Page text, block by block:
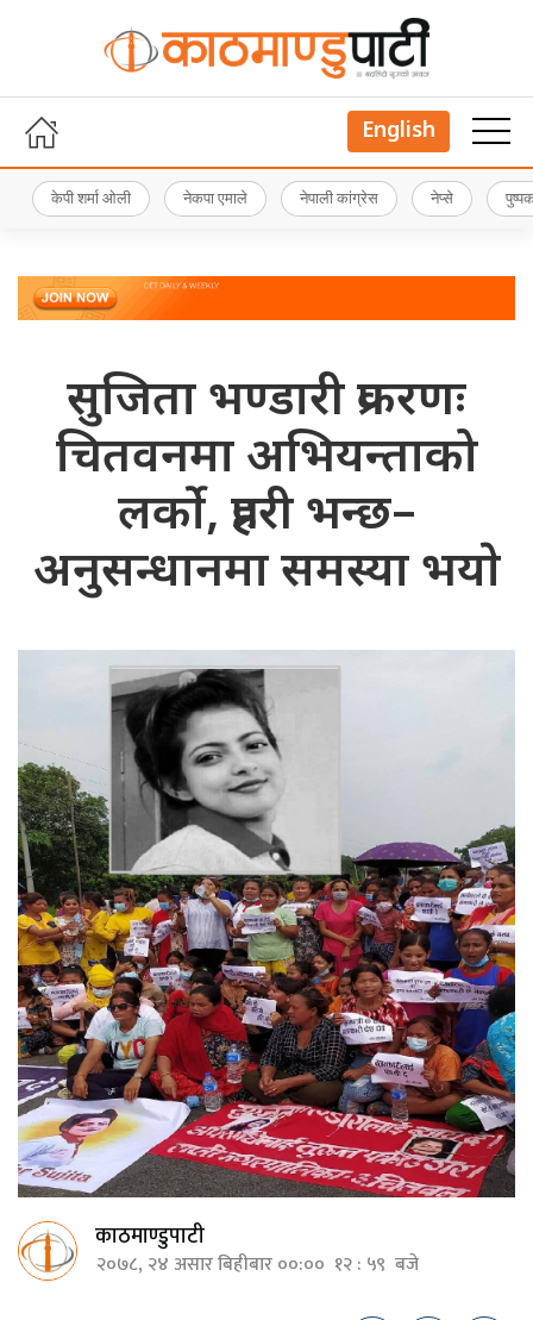
English
केपी शर्मा ओली नेकपा एमाले नेपाली कांग्रेस नेप्से
सुजिता भण्डारी प्रकरणः
चितवनमा अभियन्ताको
लर्को, प्रहरी भन्छ–
अनुसन्धानमा समस्या भयाे
काठमाण्डुपाटी
२०७८, २४ असार बिहीबार ००:०० १२ : ५९ बजे